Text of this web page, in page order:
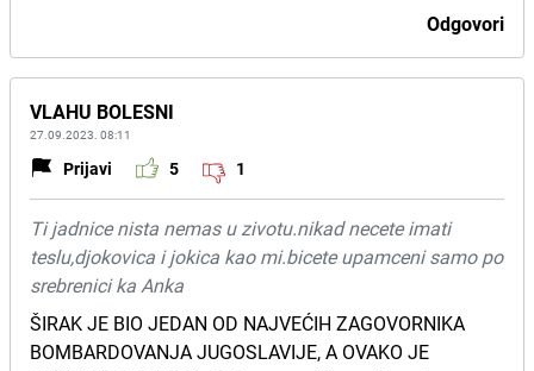
Odgovori
VLAHU BOLESNI
27.09.2023. 08:11
Prijavi 5 1
Ti jadnice nista nemas u zivotu.nikad necete imati
teslu,djokovica i jokica kao mi.bicete upamceni samo po
srebrenici ka Anka
ŠIRAK JE BIO JEDAN OD NAJVEĆIH ZAGOVORNIKA
BOMBARDOVANJA JUGOSLAVIJE, A OVAKO JE